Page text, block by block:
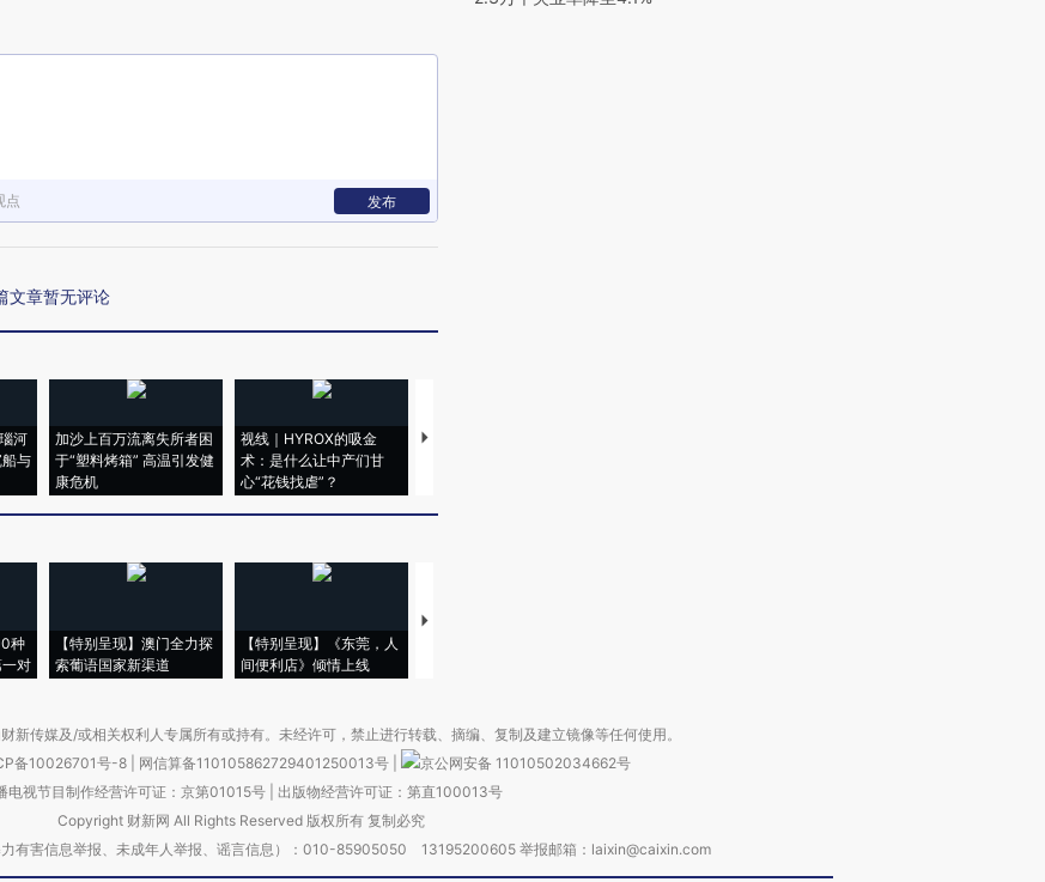
点 发布
文章暂无评论
河
与
加沙上百万流离失所者困
于“塑料烤箱” 高温引发健
康危机
视线｜HYROX的吸金
术：是什么让中产们甘
心“花钱找虐”？
马航飞行员跨国走私7万
种
一对
【特别呈现】澳门全力探
索葡语国家新渠道
【特别呈现】《东莞，人
间便利店》倾情上线
【推广】走进第四届链博
新传媒及/或相关权利人专属所有或持有。未经许可，禁止进行转载、摘编、复制及建立镜像等任何使用。
备10026701号-8 网信算备110105862729401250013号
京公网安备 11010502034662号
电视节目制作经营许可证：京第01015号| 出版物经营许可证：第直100013号
Copyright 财新网 All Rights Reserved 版权所有 复制必究
力有害信息举报、未成年人举报、谣言信息）：010-85905050 13195200605 举报邮箱：laixin@caixin.com